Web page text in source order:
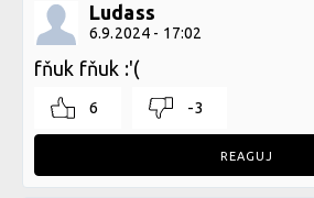
Ludass
6.9.2024 - 17:02
fňuk fňuk :'(
6 -3
REAGUJ